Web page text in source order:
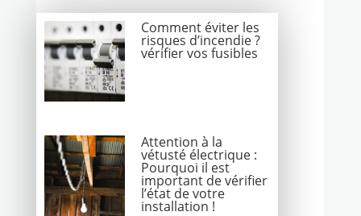
Comment éviter les
risques d’incendie ?
vérifier vos fusibles
Attention à la
vétusté électrique :
Pourquoi il est
important de vérifier
l’état de votre
installation !